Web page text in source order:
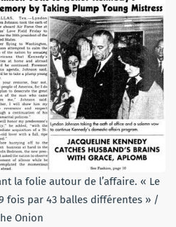
la folie autour de l’affaire. « Le
fois par 43 balles différentes » /
Onion